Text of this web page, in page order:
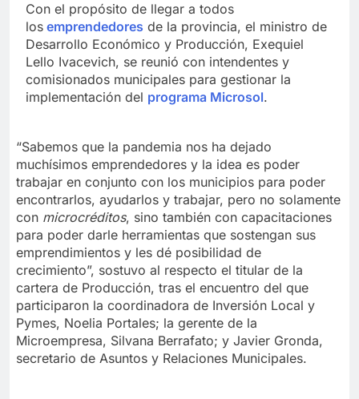
Con el propósito de llegar a todos
los emprendedores de la provincia, el ministro de
Desarrollo Económico y Producción, Exequiel
Lello Ivacevich, se reunió con intendentes y
comisionados municipales para gestionar la
implementación del programa Microsol.
“Sabemos que la pandemia nos ha dejado
muchísimos emprendedores y la idea es poder
trabajar en conjunto con los municipios para poder
encontrarlos, ayudarlos y trabajar, pero no solamente
con microcréditos, sino también con capacitaciones
para poder darle herramientas que sostengan sus
emprendimientos y les dé posibilidad de
crecimiento”, sostuvo al respecto el titular de la
cartera de Producción, tras el encuentro del que
participaron la coordinadora de Inversión Local y
Pymes, Noelia Portales; la gerente de la
Microempresa, Silvana Berrafato; y Javier Gronda,
secretario de Asuntos y Relaciones Municipales.